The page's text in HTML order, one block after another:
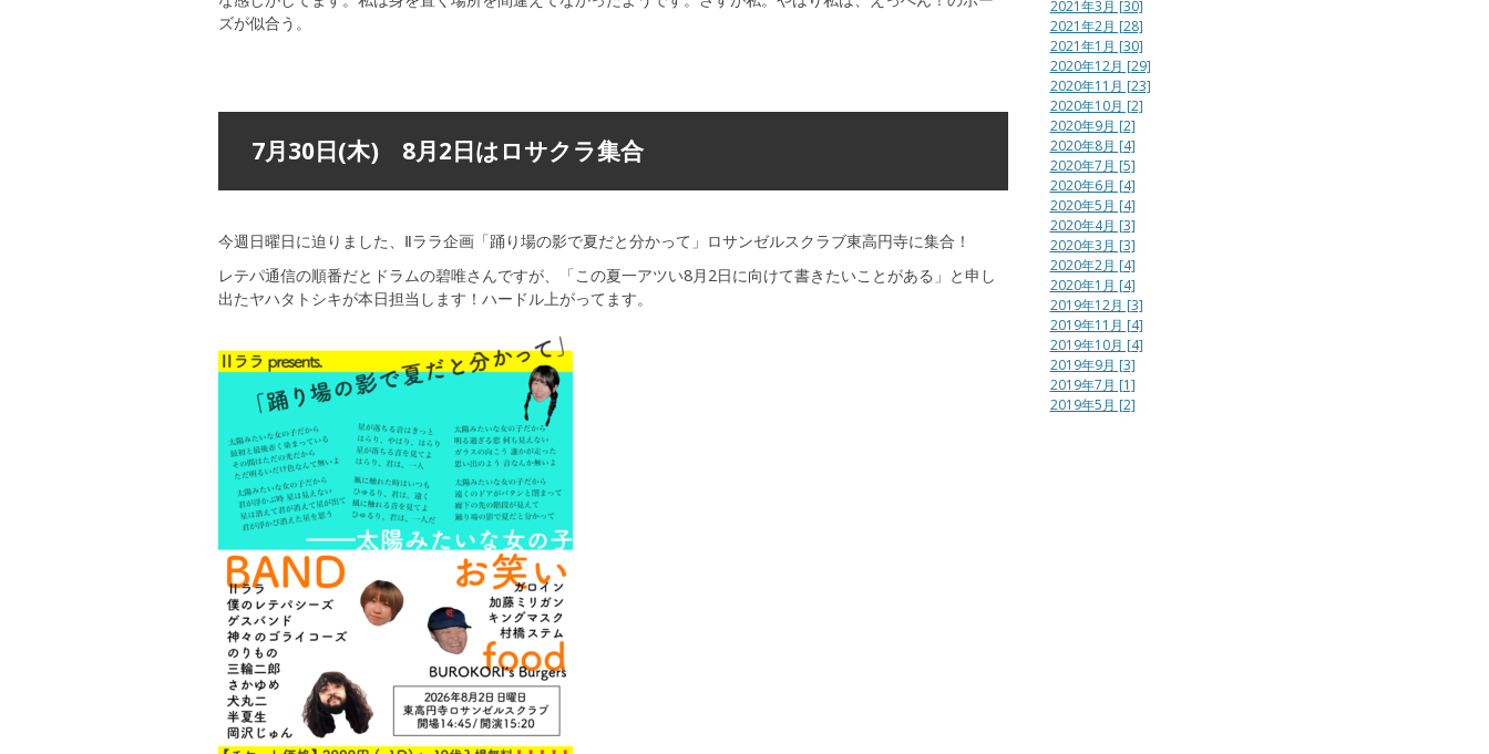
ズが似合う。
7月30日(木) 8月2日はロサクラ集合
今週日曜日に迫りました、Ⅱララ企画「踊り場の影で夏だと分かって」ロサンゼルスクラブ東高円寺に集合！
レテパ通信の順番だとドラムの碧唯さんですが、「この夏一アツい8月2日に向けて書きたいことがある」と申し
出たヤハタトシキが本日担当します！ハードル上がってます。
2021年3月 [30]
2021年2月 [28]
2021年1月 [30]
2020年12月 [29]
2020年11月 [23]
2020年10月 [2]
2020年9月 [2]
2020年8月 [4]
2020年7月 [5]
2020年6月 [4]
2020年5月 [4]
2020年4月 [3]
2020年3月 [3]
2020年2月 [4]
2020年1月 [4]
2019年12月 [3]
2019年11月 [4]
2019年10月 [4]
2019年9月 [3]
2019年7月 [1]
2019年5月 [2]